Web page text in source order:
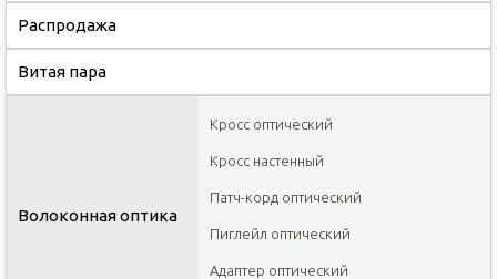
Распродажа
Витая пара
Волоконная оптика
Кросс оптический
Кросс настенный
Патч-корд оптический
Пиглейл оптический
Адаптер оптический